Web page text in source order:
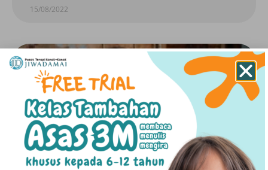
15/08/2022
KESIHATAN MENTAL